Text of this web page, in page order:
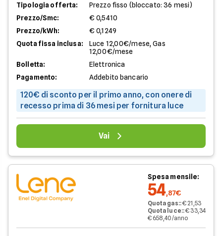
Tipologia offerta:
Prezzo fisso (bloccato: 36 mesi)
Prezzo/Smc:
€ 0,5410
Prezzo/kWh:
€ 0,1249
Quota fissa inclusa:
Luce 12,00€/mese, Gas
12,00€/mese
Bolletta:
Elettronica
Pagamento:
Addebito bancario
120€ di sconto per il primo anno, con onere di
recesso prima di 36 mesi per fornitura luce
Vai
Spesa mensile:
54,87€
Quota gas::€ 21,53
Quota luce::€ 33,34
€ 658,40/anno